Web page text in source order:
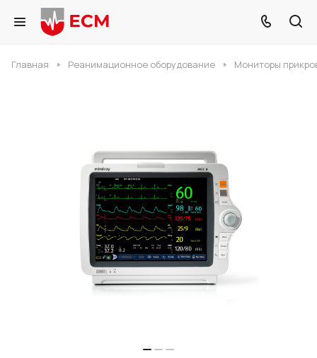
Главная Реанимационное оборудование Мониторы